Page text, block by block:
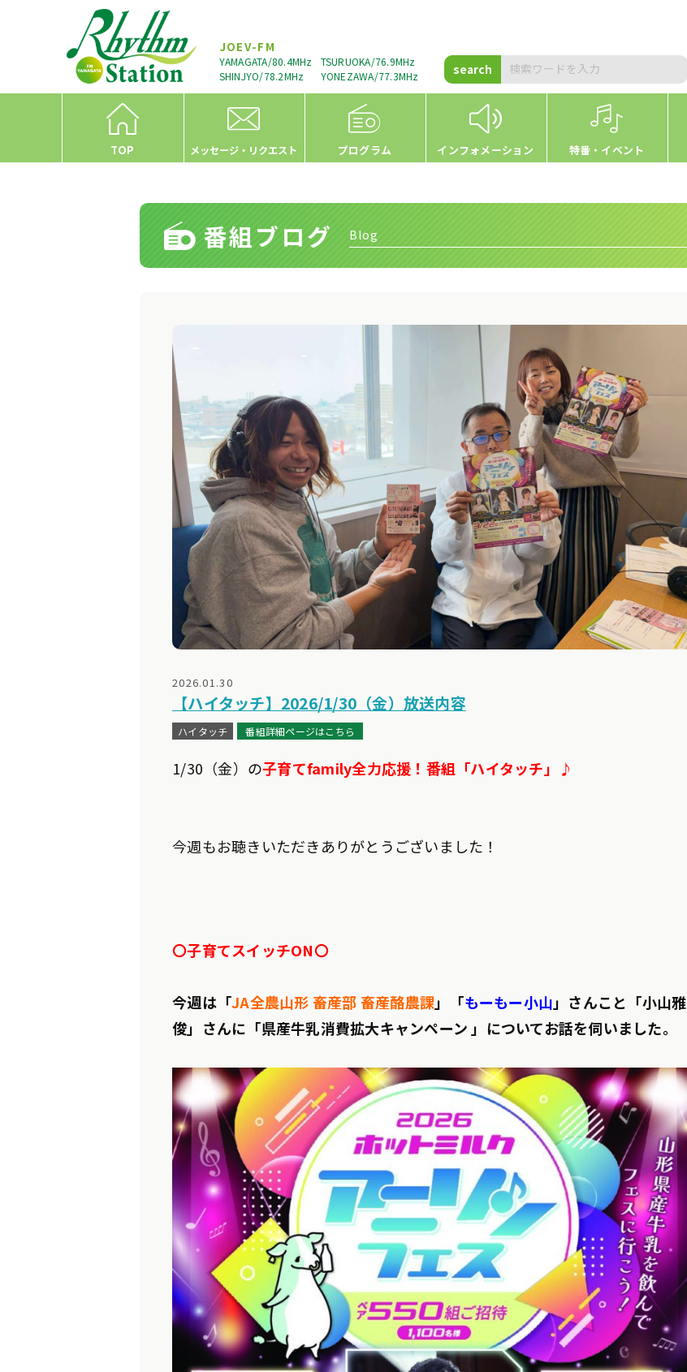
JOEV-FM
YAMAGATA/80.4MHz
TSURUOKA/76.9MHz
SHINJYO/78.2MHz
YONEZAWA/77.3MHz search
TOP メッセージ・リクエスト プログラム インフォメーション 特番・イベント
番組ブログ Blog
2026.01.30
【ハイタッチ】2026/1/30（金）放送内容
ハイタッチ 番組詳細ページはこちら
1/30 （金）の子育てfamily全力応援！番組「ハイタッチ」♪
今週もお聴きいただきありがとうございました！
〇子育てスイッチON〇
今週は「JA全農山形 畜産部 畜産酪農課」「もーもー小山」さんこと「小山雅
俊」さんに「県産牛乳消費拡大キャンペーン 」についてお話を伺いました。